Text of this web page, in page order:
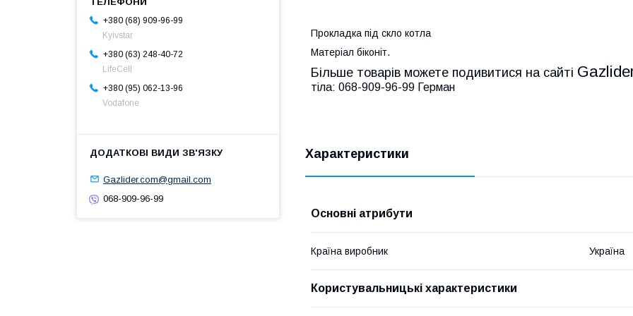
Прокладка під скло котла
Матеріал біконіт.
Більше товарів можете подивитися на сайті
тіла: 068-909-96-99 Герман
Характеристики
Основні атрибути
Країна виробник Україна
Користувальницькі характеристики
+380 (68) 909-96-99
Kyivstar
+380 (63) 248-40-72
LifeCell
+380 (95) 062-13-96
Vodafone
Gazlider.com@gmail.com
068-909-96-99